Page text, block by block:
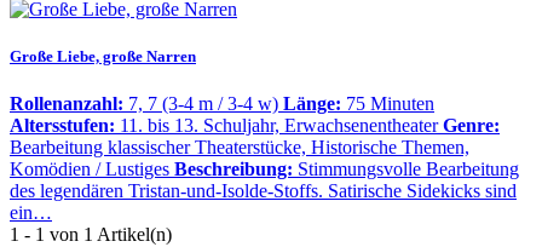
Große Liebe, große Narren
Rollenanzahl: 7, 7 (3-4 m / 3-4 w) Länge: 75 Minuten
Altersstufen: 11. bis 13. Schuljahr, Erwachsenentheater Genre:
Bearbeitung klassischer Theaterstücke, Historische Themen,
Komödien / Lustiges Beschreibung: Stimmungsvolle Bearbeitung
des legendären Tristan-und-Isolde-Stoffs. Satirische Sidekicks sind
ein…
1 - 1 von 1 Artikel(n)